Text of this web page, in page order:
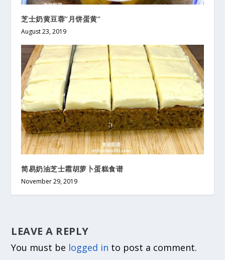
芝士奶黄豆蓉”月饼蛋黄”
August 23, 2019
简易奶油芝士霜胡萝卜蛋糕食谱
November 29, 2019
LEAVE A REPLY
You must be logged in to post a comment.